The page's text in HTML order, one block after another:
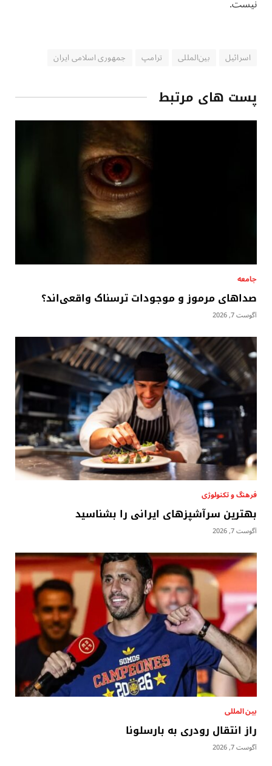
نیست.
اسرائیل بین‌المللی ترامپ جمهوری اسلامی ایران
پست های مرتبط
جامعه
صداهای مرموز و موجودات ترسناک واقعی‌اند؟
آگوست 7, 2026
فرهنگ و تکنولوژی
بهترین سرآشپزهای ایرانی را بشناسید
آگوست 7, 2026
بين المللى
راز انتقال رودری به بارسلونا
آگوست 7, 2026